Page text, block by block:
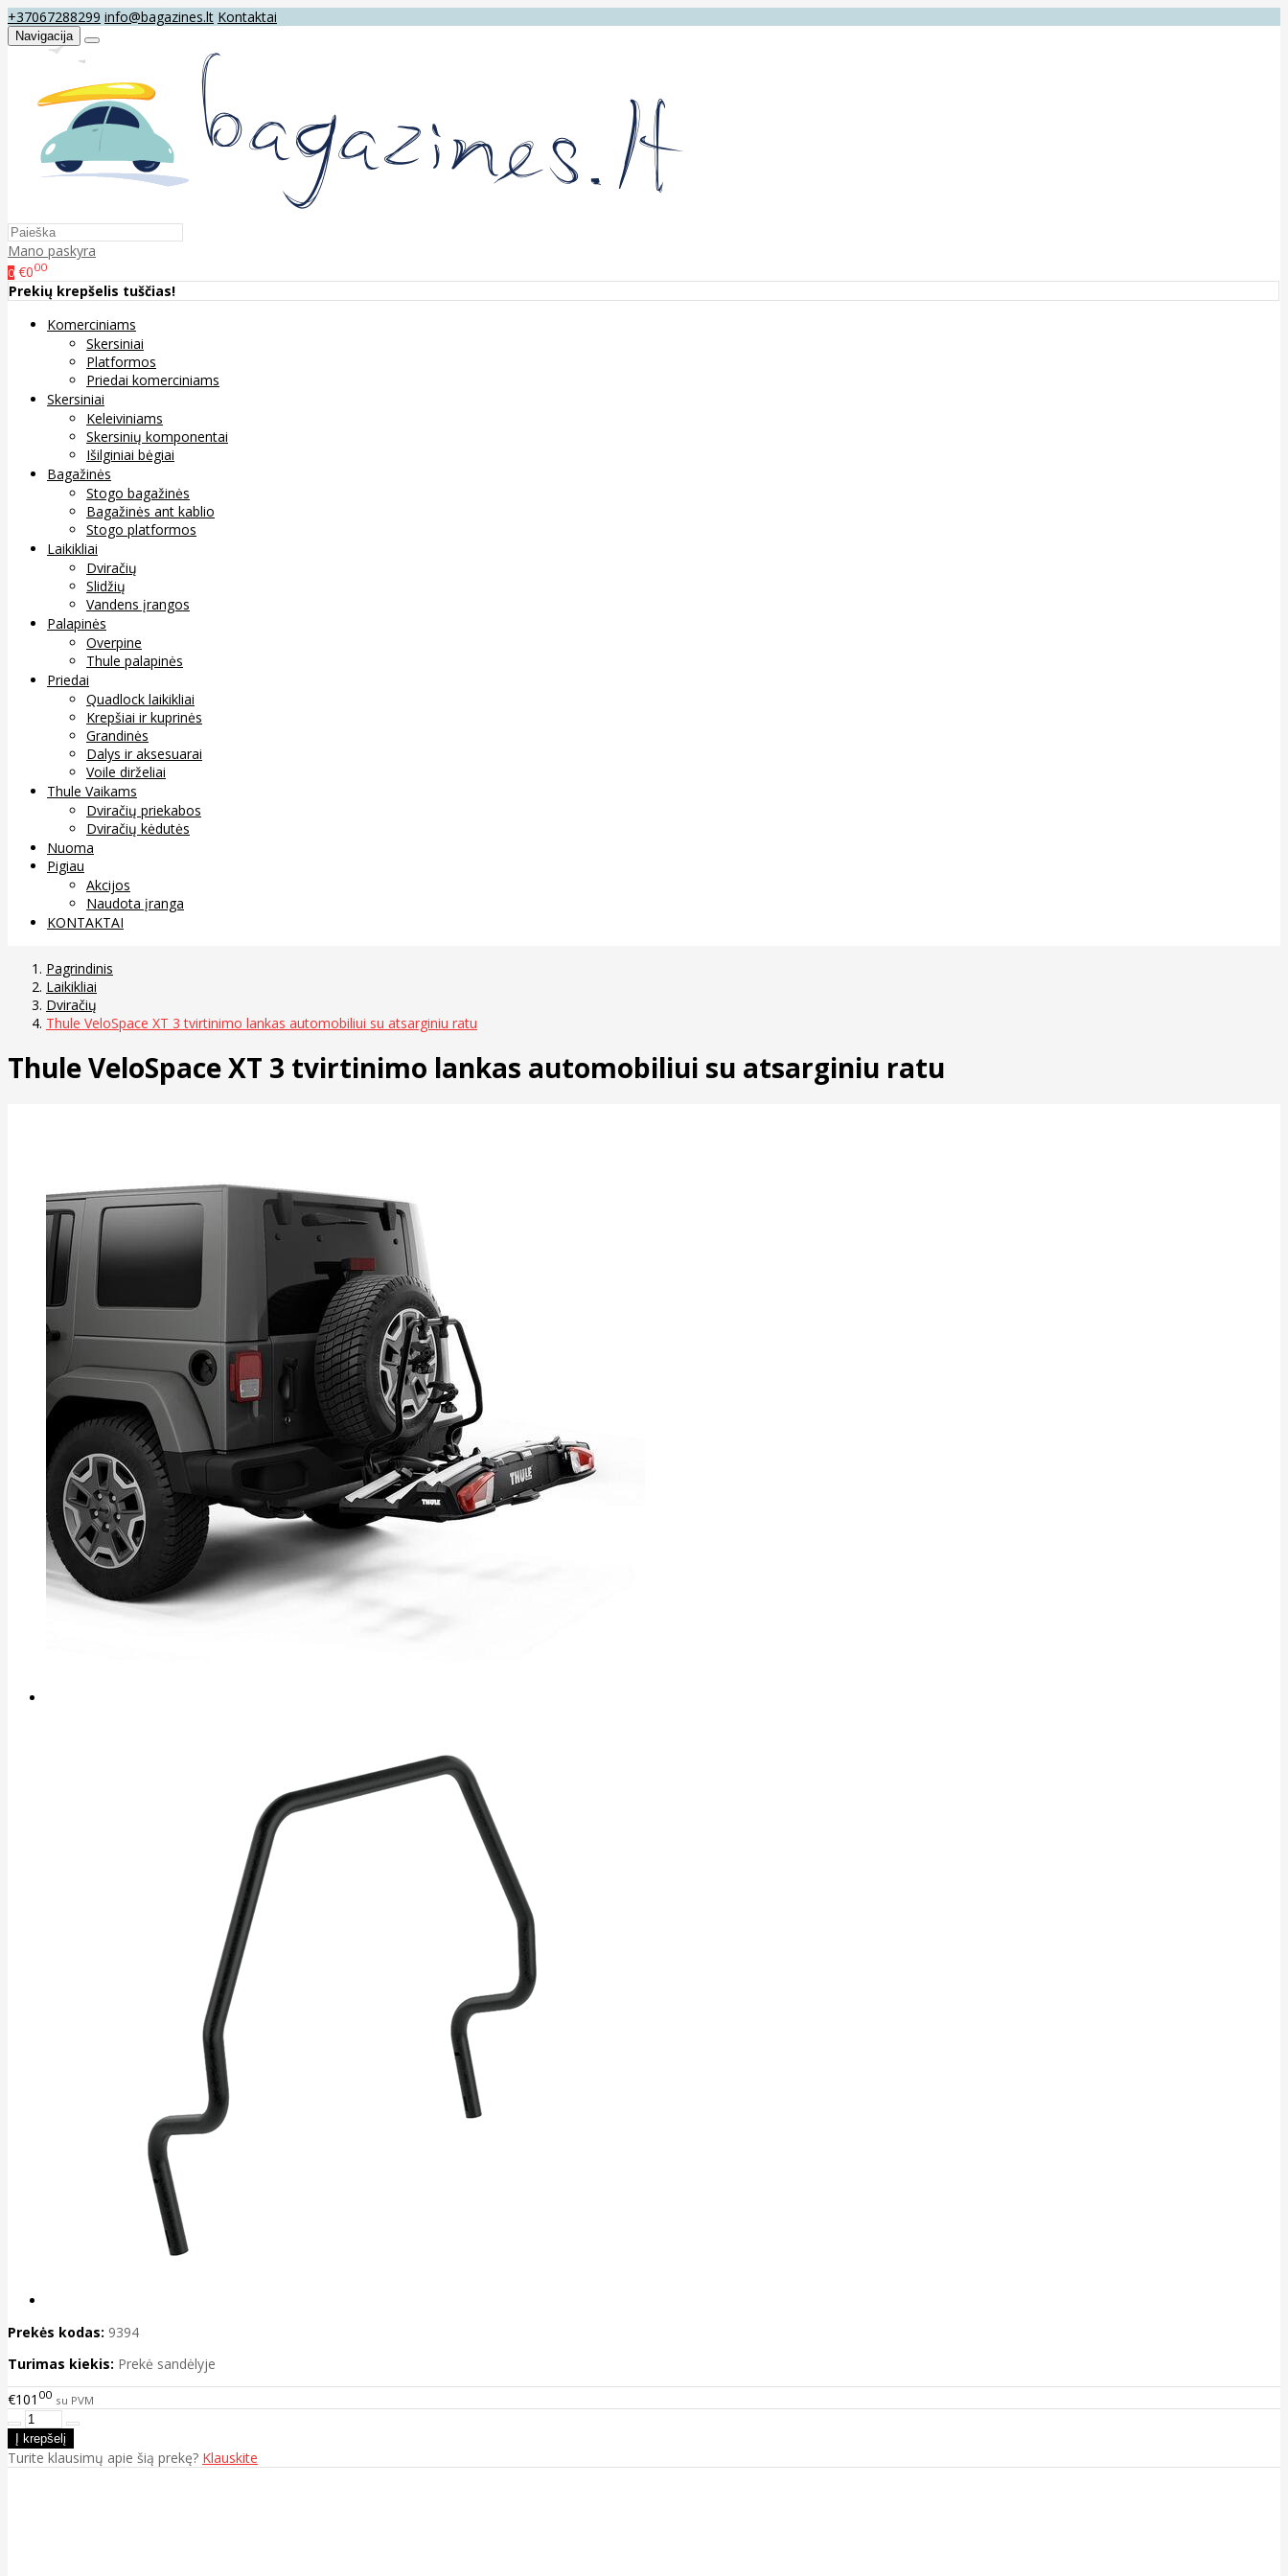
+37067288299 info@bagazines.lt Kontaktai
Navigacija
Mano paskyra
0 €000
Prekių krepšelis tuščias!
Komerciniams
Skersiniai
Platformos
Priedai komerciniams
Skersiniai
Keleiviniams
Skersinių komponentai
Išilginiai bėgiai
Bagažinės
Stogo bagažinės
Bagažinės ant kablio
Stogo platformos
Laikikliai
Dviračių
Slidžių
Vandens įrangos
Palapinės
Overpine
Thule palapinės
Priedai
Quadlock laikikliai
Krepšiai ir kuprinės
Grandinės
Dalys ir aksesuarai
Voile dirželiai
Thule Vaikams
Dviračių priekabos
Dviračių kėdutės
Nuoma
Pigiau
Akcijos
Naudota įranga
KONTAKTAI
Pagrindinis
Laikikliai
Dviračių
Thule VeloSpace XT 3 tvirtinimo lankas automobiliui su atsarginiu ratu
Thule VeloSpace XT 3 tvirtinimo lankas automobiliui su atsarginiu ratu
Prekės kodas: 9394
Turimas kiekis: Prekė sandėlyje
€101 00 su PVM
Turite klausimų apie šią prekę? Klauskite